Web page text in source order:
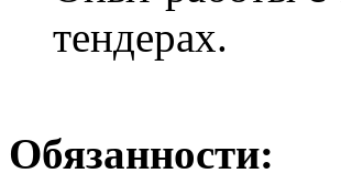
тендерах.
Обязанности: